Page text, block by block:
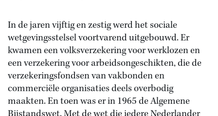
In de jaren vijftig en zestig werd het sociale
wetgevingsstelsel voortvarend uitgebouwd. Er
kwamen een volksverzekering voor werklozen en
een verzekering voor arbeidsongeschikten, die de
verzekeringsfondsen van vakbonden en
commerciële organisaties deels overbodig
maakten. En toen was er in 1965 de Algemene